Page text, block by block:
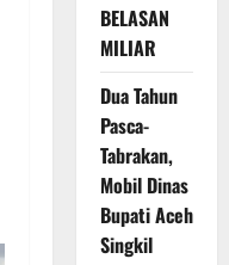
BELASAN
MILIAR
Dua Tahun
Pasca-
Tabrakan,
Mobil Dinas
Bupati Aceh
Singkil